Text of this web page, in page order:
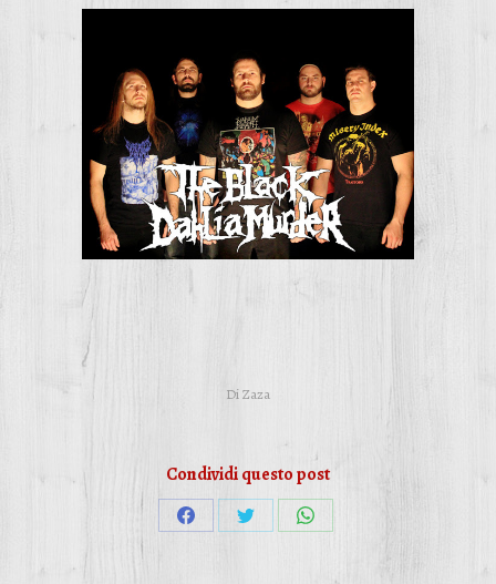
DiZaza
Condividi questo post
CondividiCondividiCondividi